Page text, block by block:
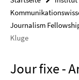
Journalism
Kluge
Jour fixe -